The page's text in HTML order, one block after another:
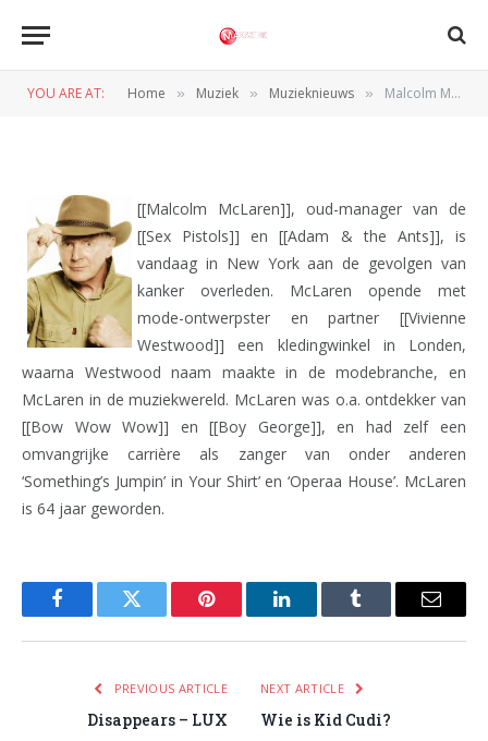
YOU ARE AT: Home » Muziek » Muzieknieuws » Malcolm McLaren overleden
[[Malcolm McLaren]], oud-manager van de
[[Sex Pistols]] en [[Adam & the Ants]], is
vandaag in New York aan de gevolgen van
kanker overleden. McLaren opende met
mode-ontwerpster en partner [[Vivienne
Westwood]] een kledingwinkel in Londen,
waarna Westwood naam maakte in de modebranche, en
McLaren in de muziekwereld. McLaren was o.a. ontdekker van
[[Bow Wow Wow]] en [[Boy George]], en had zelf een
omvangrijke carrière als zanger van onder anderen
‘Something’s Jumpin’ in Your Shirt’ en ‘Operaa House’. McLaren
is 64 jaar geworden.
FacebookTwitter Pinterest LinkedInTumblr Email
PREVIOUS ARTICLE
Disappears – LUX
NEXT ARTICLE
Wie is Kid Cudi?